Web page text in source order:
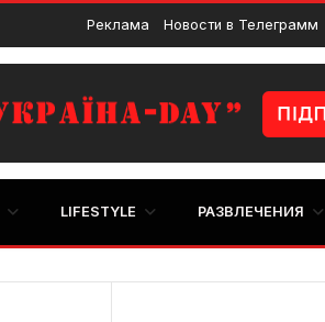
Реклама Новости в Телеграмм
LIFESTYLE РАЗВЛЕЧЕНИЯ